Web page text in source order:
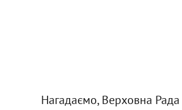
Нагадаємо, Верховна Рада